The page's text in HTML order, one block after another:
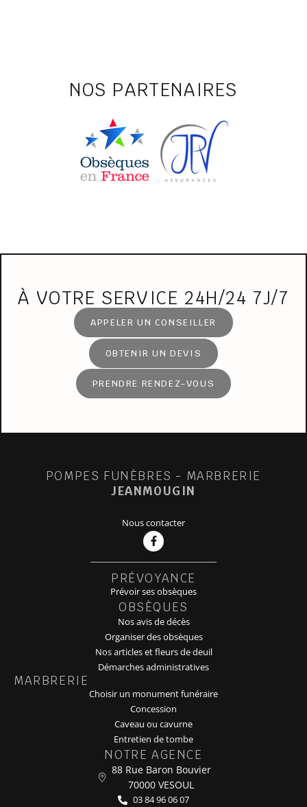
NOS PARTENAIRES
À VOTRE SERVICE 24H/24 7J/7
APPELER UN CONSEILLER
OBTENIR UN DEVIS
PRENDRE RENDEZ-VOUS
POMPES FUNÈBRES - MARBRERIE
JEANMOUGIN
Nous contacter
PRÉVOYANCE
Prévoir ses obsèques
OBSÈQUES
Nos avis de décès
Organiser des obsèques
Nos articles et fleurs de deuil
Démarches administratives
MARBRERIE
Choisir un monument funéraire
Concession
Caveau ou cavurne
Entretien de tombe
NOTRE AGENCE
88 Rue Baron Bouvier
70000 VESOUL
03 84 96 06 07